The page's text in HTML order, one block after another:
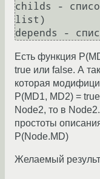
childs -
list)
Есть функция
true или false. А
которая
P(MD1, MD2) =
Node2, то в
простоты
P(Node.MD)
Желаемый